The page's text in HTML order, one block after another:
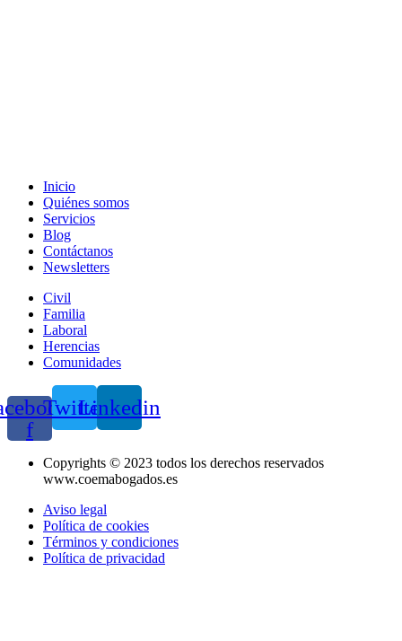
Inicio
Quiénes somos
Servicios
Blog
Contáctanos
Newsletters
Civil
Familia
Laboral
Herencias
Comunidades
f
TwitterLinkedin
Copyrights © 2023 todos los derechos reservados
www.coemabogados.es
Aviso legal
Política de cookies
Términos y condiciones
Política de privacidad